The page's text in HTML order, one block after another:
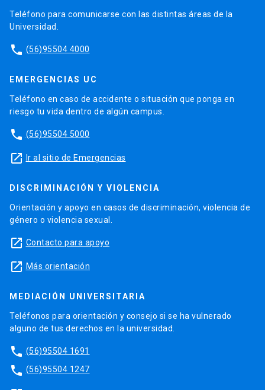
Teléfono para comunicarse con las distintas áreas de la
Universidad.
phone (56)95504 4000
EMERGENCIAS UC
Teléfono en caso de accidente o situación que ponga en
riesgo tu vida dentro de algún campus.
phone (56)95504 5000
launch Ir al sitio de Emergencias
DISCRIMINACIÓN Y VIOLENCIA
Orientación y apoyo en casos de discriminación, violencia de
género o violencia sexual.
launch Contacto para apoyo
launch Más orientación
MEDIACIÓN UNIVERSITARIA
Teléfonos para orientación y consejo si se ha vulnerado
alguno de tus derechos en la universidad.
phone (56)95504 1691
phone (56)95504 1247